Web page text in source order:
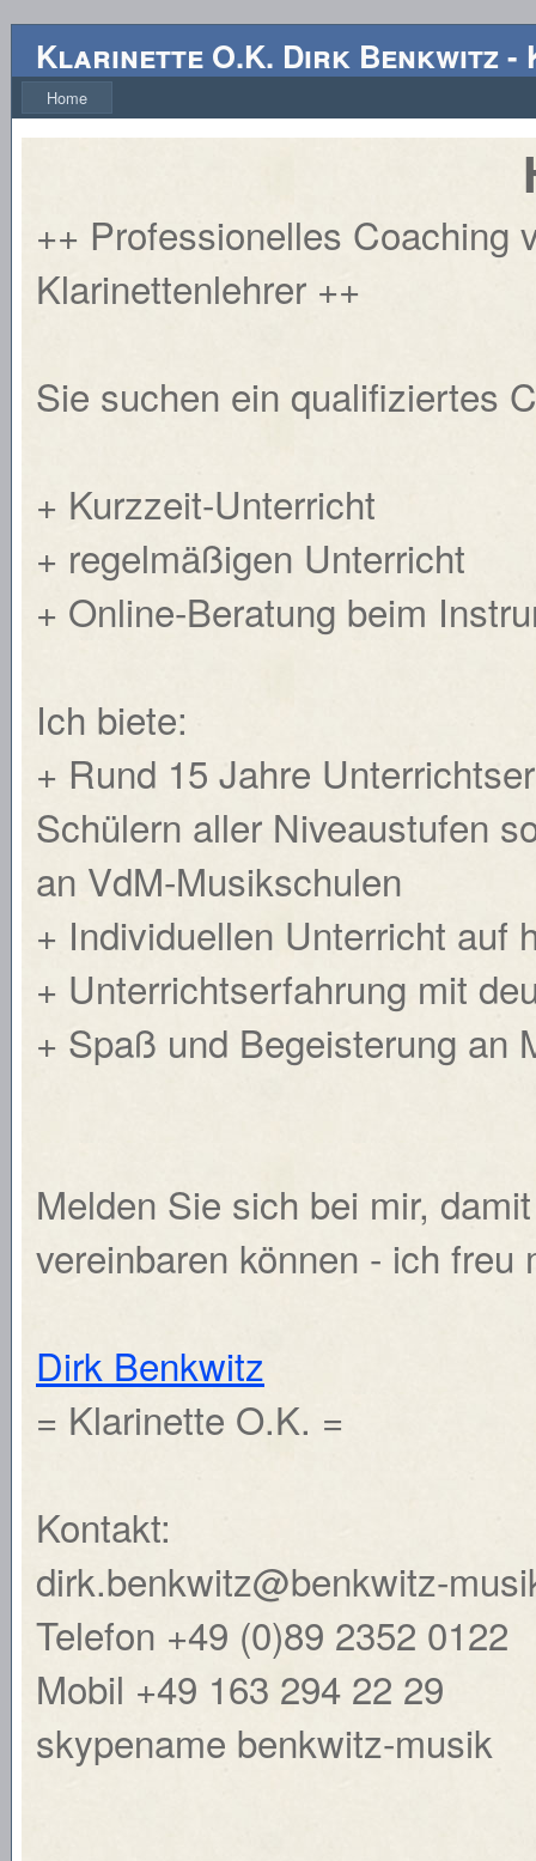
Klarinette O.K. Dirk Benkwitz -
Home
++ Professionelles Coaching
Klarinettenlehrer ++
Sie suchen ein qualifiziertes
+ Kurzzeit-Unterricht
+ regelmäßigen Unterricht
+ Online-Beratung beim
Ich biete:
+ Rund 15 Jahre
Schülern aller Niveaustufen
an VdM-Musikschulen
+ Individuellen Unterricht auf
+ Unterrichtserfahrung mit
+ Spaß und Begeisterung an
Melden Sie sich bei mir,
vereinbaren können - ich freu
Dirk Benkwitz
= Klarinette O.K. =
Kontakt:
dirk.benkwitz@benkwitz-
Telefon +49 (0)89 2352 0122
Mobil +49 163 294 22 29
skypename benkwitz-musik